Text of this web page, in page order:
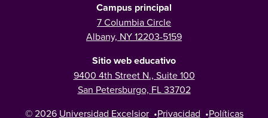
Campus principal
7 Columbia Circle
Albany, NY 12203-5159
Sitio web educativo
9400 4th Street N., Suite 100
San Petersburgo, FL 33702
© 2026 Universidad Excelsior •Privacidad •Políticas